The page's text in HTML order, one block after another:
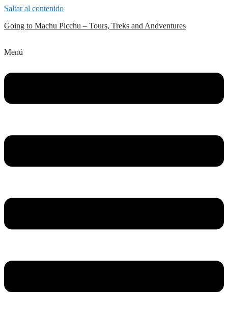
Saltar al contenido
Going to Machu Picchu – Tours, Treks and Andventures
Menú